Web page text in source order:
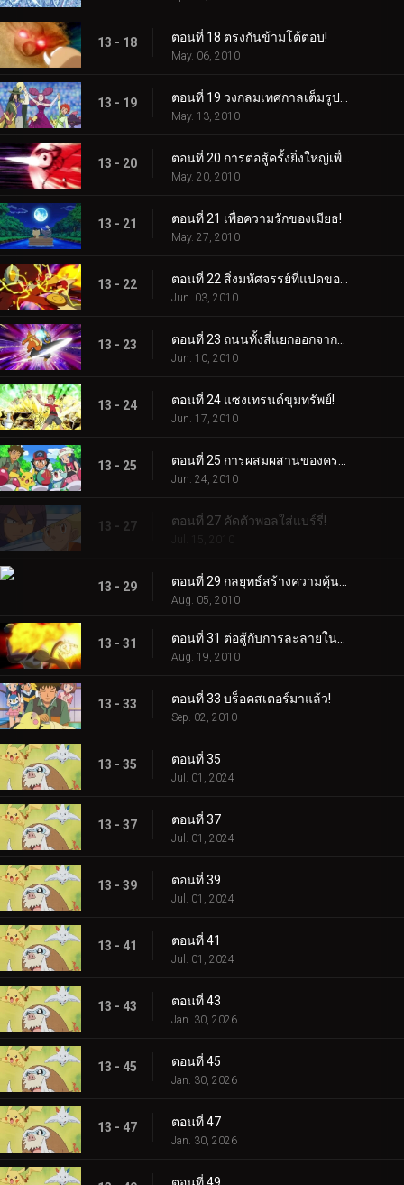
13 - 18 ตอนที่ 18 ตรงกันข้ามโต้ตอบ!
May. 06, 2010
13 - 19
May. 13, 2010
13 - 20
May. 20, 2010
13 - 21 ตอนที่ 21 เพื่อความรักของเมียธ!
May. 27, 2010
13 - 22
Jun. 03, 2010
13 - 23
Jun. 10, 2010
13 - 24 ตอนที่ 24 แซงเทรนด์ขุมทรัพย์!
Jun. 17, 2010
13 - 25
Jun. 24, 2010
13 - 27 ตอนที่ 27 คัดตัวพอลใส่แบร์รี่!
Jul. 15, 2010
13 - 29
Aug. 05, 2010
13 - 31
Aug. 19, 2010
13 - 33 ตอนที่ 33 บร็อคสเตอร์มาแล้ว!
Sep. 02, 2010
13 - 35 ตอนที่ 35
Jul. 01, 2024
13 - 37 ตอนที่ 37
Jul. 01, 2024
13 - 39 ตอนที่ 39
Jul. 01, 2024
13 - 41 ตอนที่ 41
Jul. 01, 2024
13 - 43 ตอนที่ 43
Jan. 30, 2026
13 - 45 ตอนที่ 45
Jan. 30, 2026
13 - 47 ตอนที่ 47
Jan. 30, 2026